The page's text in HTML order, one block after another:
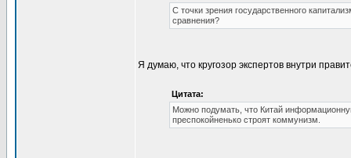
С точки зрения государственного
сравнения?
Я думаю, что кругозор экспертов внутри
Цитата:
Можно подумать, что Китай
преспокойненько строят коммунизм.